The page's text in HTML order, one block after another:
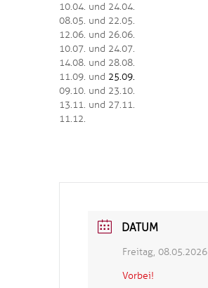
10.04. und 24.04.
08.05. und 22.05.
12.06. und 26.06.
10.07. und 24.07.
14.08. und 28.08.
11.09. und 25.09.
09.10. und 23.10.
13.11. und 27.11.
11.12.
DATUM
Freitag, 08.05.2026
Vorbei!